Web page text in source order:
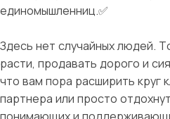
единомышленниц.✅
Здесь нет случайных людей.
расти, продавать дорого и
что вам пора расширить круг
партнера или просто
понимающих и